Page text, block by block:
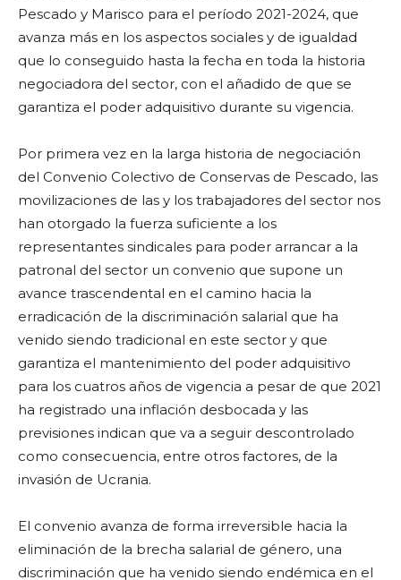
Pescado y Marisco para el período 2021-2024, que
avanza más en los aspectos sociales y de igualdad
que lo conseguido hasta la fecha en toda la historia
negociadora del sector, con el añadido de que se
garantiza el poder adquisitivo durante su vigencia.
Por primera vez en la larga historia de negociación
del Convenio Colectivo de Conservas de Pescado, las
movilizaciones de las y los trabajadores del sector nos
han otorgado la fuerza suficiente a los
representantes sindicales para poder arrancar a la
patronal del sector un convenio que supone un
avance trascendental en el camino hacia la
erradicación de la discriminación salarial que ha
venido siendo tradicional en este sector y que
garantiza el mantenimiento del poder adquisitivo
para los cuatros años de vigencia a pesar de que 2021
ha registrado una inflación desbocada y las
previsiones indican que va a seguir descontrolado
como consecuencia, entre otros factores, de la
invasión de Ucrania.
El convenio avanza de forma irreversible hacia la
eliminación de la brecha salarial de género, una
discriminación que ha venido siendo endémica en el